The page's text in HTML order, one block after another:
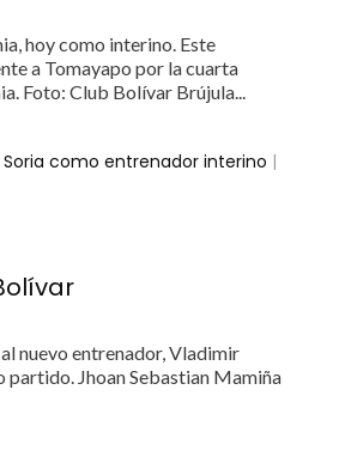
hoy como interino. Este
a Tomayapo por la cuarta
Foto: Club Bolívar Brújula...
como entrenador interino |
nuevo entrenador, Vladimir
partido. Jhoan Sebastian Mamiña